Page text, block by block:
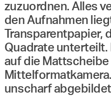
zuzuordnen. Alles
den Aufnahmen
Transparentpapier,
Quadrate unterteilt.
auf die Mattscheibe
unscharf